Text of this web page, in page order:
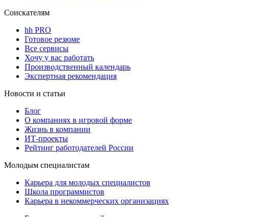
Соискателям
hh PRO
Готовое резюме
Все сервисы
Хочу у вас работать
Производственный календарь
Экспертная рекомендация
Новости и статьи
Блог
О компаниях в игровой форме
Жизнь в компании
ИТ-проекты
Рейтинг работодателей России
Молодым специалистам
Карьера для молодых специалистов
Школа программистов
Карьера в некоммерческих организациях